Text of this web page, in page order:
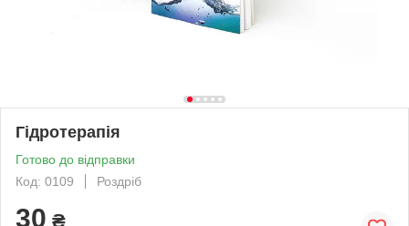
Гідротерапія
Готово до відправки
Код: 0109
Роздріб
30 ₴